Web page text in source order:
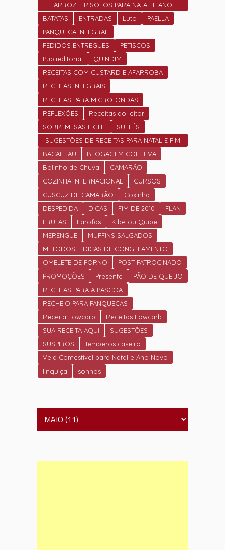
ARROZ E RISOTOS PARA NATAL E ANO
NOVO
BATATAS ENTRADAS Luto
PAELLA
PANQUECA INTEGRAL
PEDIDOS ENTREGUES
PETISCOS
Publieditorial
QUINDIM
RECEITAS COM CUSTARD E AFARROBA
RECEITAS INTEGRAIS
RECEITAS PARA MICRO-ONDAS
REFLEXÕES
Receitas do leitor
SOBREMESAS LIGHT
SUFLÊS
SUGESTÕES DE RECEITAS PARA NATAL E FIM
DE ANO.
BACALHAU
BLOGAGEM COLETIVA
Bolinho de Chuva
CAMARÃO
COZINHA INTERNACIONAL
CURSOS
CUSCUZ DE CAMARÃO
Coxinha
DESPEDIDA
DICAS FIM DE 2010
FLAN
FRUTAS
Farofas
Kibe ou Quibe
MERENGUE
MUFFINS SALGADOS
MÉTODOS E DICAS DE CONGELAMENTO
OMELETE DE FORNO
POST PATROCINADO
PROMOÇÕES
Presente
PÃO DE QUEIJO
RECEITAS PARA A PÁSCOA
RECHEIO PARA PANQUECAS
Receita Lowcarb
Receitas Lowcarb
SUA RECEITA AQUI
SUGESTÕES
SUSPIROS
Temperos caseiro
Vela Comestivel para Natal e Ano Novo
linguiça
sonhos